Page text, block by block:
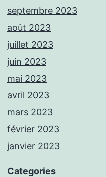
septembre 2023
août 2023
juillet 2023
juin 2023
mai 2023
avril 2023
mars 2023
février 2023
janvier 2023
Categories